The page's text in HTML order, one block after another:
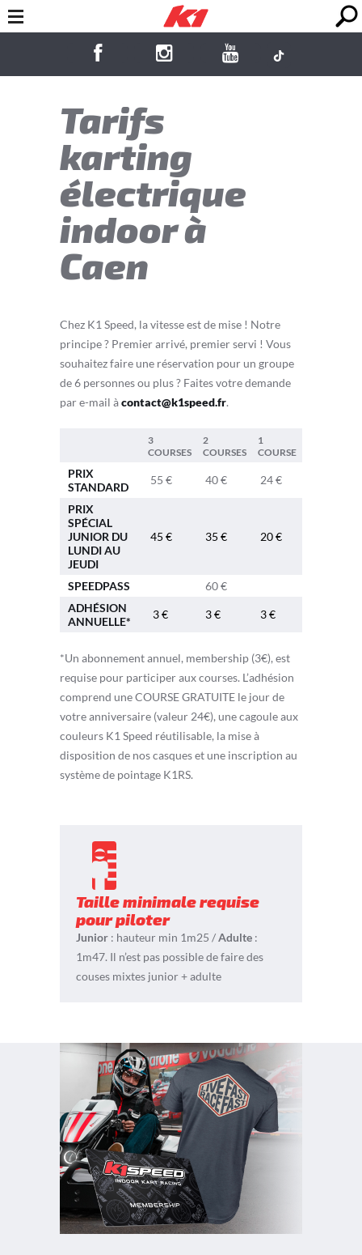
Tarifs
karting
électrique
indoor à
Caen
Chez K1 Speed, la vitesse est de mise ! Notre
principe ? Premier arrivé, premier servi ! Vous
souhaitez faire une réservation pour un groupe
de 6 personnes ou plus ? Faites votre demande
par e-mail àcontact@k1speed.fr.
3
COURSES
2
COURSES
1
COURSE
PRIX
STANDARD
55 € 40 € 24 €
PRIX
SPÉCIAL
JUNIOR DU
LUNDI AU
JEUDI
45 € 35 € 20 €
SPEEDPASS
60 €
ADHÉSION
ANNUELLE*
3 € 3 € 3 €
*Un abonnement annuel, membership (3€), est
requise pour participer aux courses. L’adhésion
comprend une COURSE GRATUITE le jour de
votre anniversaire (valeur 24€), une cagoule aux
couleurs K1 Speed réutilisable, la mise à
disposition de nos casques et une inscription au
système de pointage K1RS.
Taille minimale requise
pour piloter
Junior : hauteur min 1m25 /Adulte :
1m47. Il n’est pas possible de faire des
couses mixtes junior + adulte